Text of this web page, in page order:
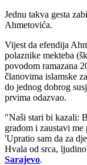
Jednu takva gesta
Ahmetovića.
Vijest da efendija
polaznike mekteba
povodom ramazana
članovima islamske
do jednog dobrog
prvima odazvao.
"Naši stari bi kazali:
gradom i zaustavi
'Upratio sam da za
Hvala od srca,
Sarajevo.